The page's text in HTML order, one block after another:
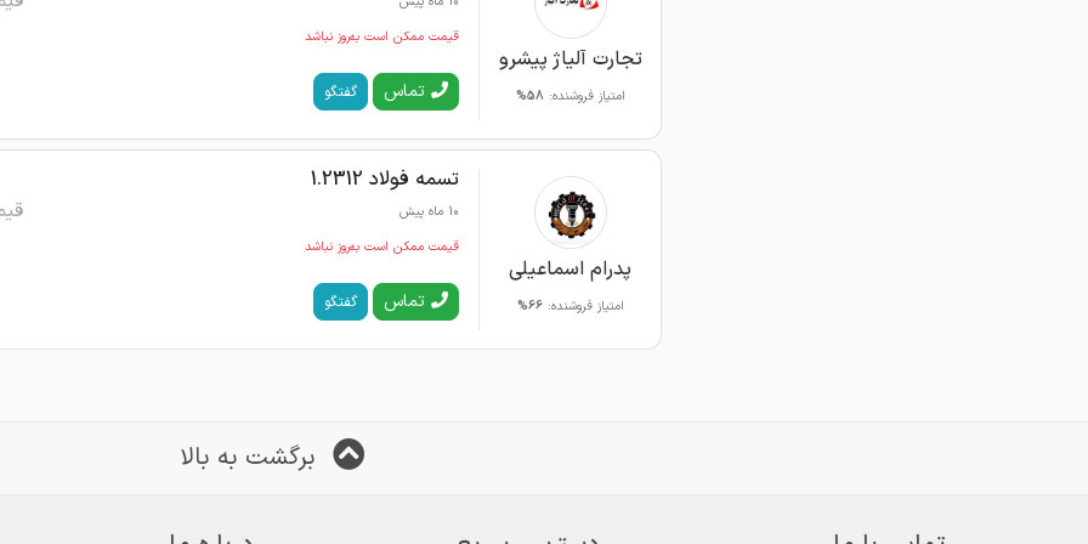
تجارت آلیاژ پیشرو
امتیاز فروشنده: 58%
قیمت ممکن است به‌روز نباشد
تماس گفتگو
پدرام اسماعیلی
امتیاز فروشنده:66%
تسمه فولاد 1.2312
10 ماه پیش
قیمت ممکن است به‌روز نباشد
تماس گفتگو
برگشت به بالا